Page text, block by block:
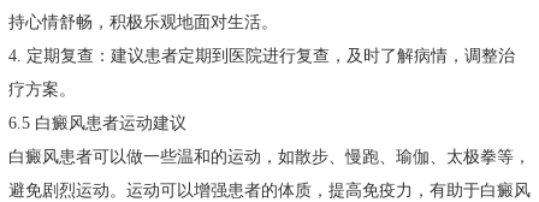
持心情舒畅，积极乐观地面对生活。
4. 定期复查：建议患者定期到医院进行复查，及时了解病情，调整治
疗方案。
6.5 白癜风患者运动建议
白癜风患者可以做一些温和的运动，如散步、慢跑、瑜伽、太极拳等，
避免剧烈运动。运动可以增强患者的体质，提高免疫力，有助于白癜风